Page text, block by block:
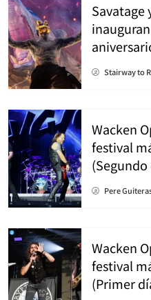
Savatage
Stairway to
Wacken
festival
(Segundo
Pere
Wacken
festival
(Primer